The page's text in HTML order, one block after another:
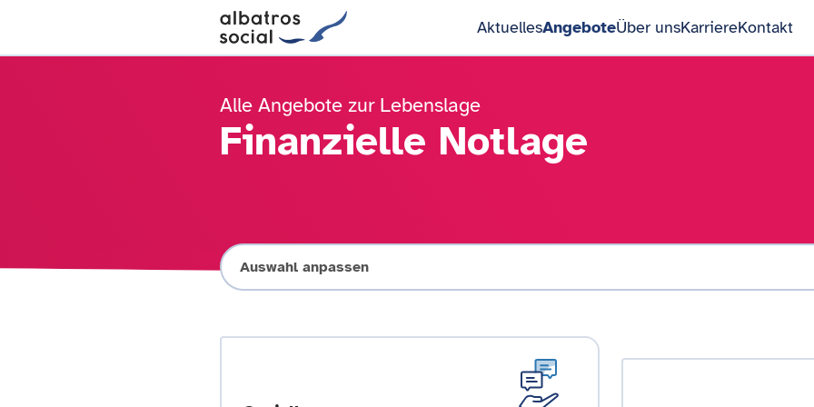
AktuellesAngeboteÜber unsKarriereKontakt
Alle Angebote zur Lebenslage
Finanzielle Notlage
Auswahl anpassen